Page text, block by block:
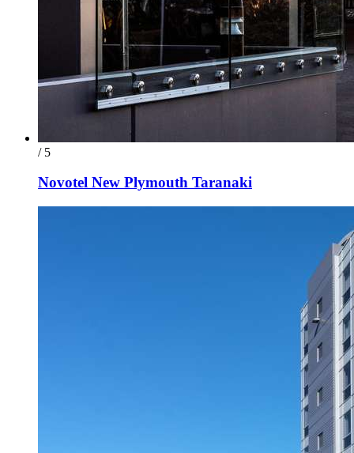
/ 5
Novotel New Plymouth Taranaki